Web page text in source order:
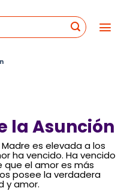
la Asunción
es elevada a los
ha vencido. Ha vencido
que el amor es más
posee la verdadera
y amor.